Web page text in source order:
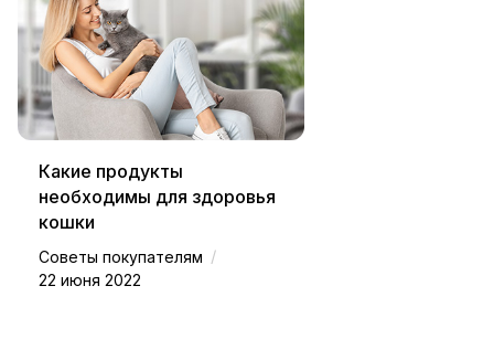
Какие продукты
необходимы для здоровья
кошки
Советы покупателям /
22 июня 2022